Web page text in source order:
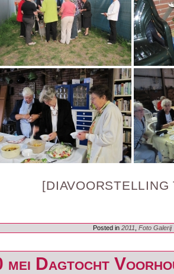
[DIAVOORSTELLING
Posted in 2011 Foto Galerij
mei Dagtocht